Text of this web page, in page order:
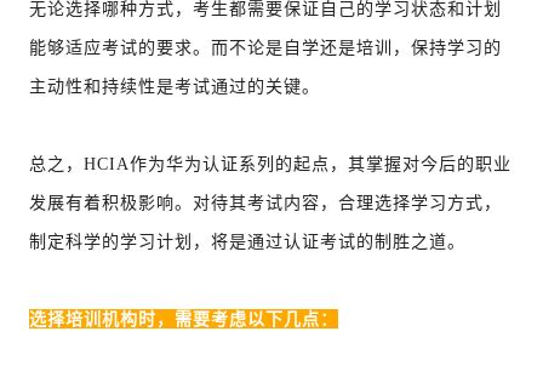
无论选择哪种方式，考生都需要保证自己的学习状态和计划
能够适应考试的要求。而不论是自学还是培训，保持学习的
主动性和持续性是考试通过的关键。
总之，HCIA作为华为认证系列的起点，其掌握对今后的职业
发展有着积极影响。对待其考试内容，合理选择学习方式，
制定科学的学习计划，将是通过认证考试的制胜之道。
选择培训机构时，需要考虑以下几点：